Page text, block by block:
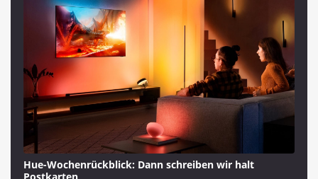
Hue-Wochenrückblick: Dann schreiben wir halt